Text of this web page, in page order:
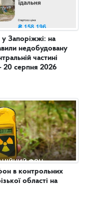
у Запоріжжі: на
недобудовану
20 серпня 2026
в контрольних
області на